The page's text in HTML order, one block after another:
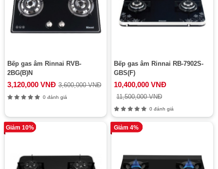
Bếp gas âm Rinnai RVB-
2BG(B)N
3,120,000 VNĐ 3,600,000 VNĐ
0 đánh giá
Bếp gas âm Rinnai RB-7902S-
GBS(F)
10,400,000 VNĐ
11,500,000 VNĐ
0 đánh giá
Giảm 10% Giảm 4%